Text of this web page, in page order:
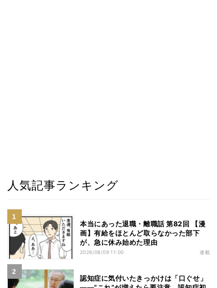
人気記事ランキング
本当にあった退職・離職話 第82回 【漫
画】有給をほとんど取らなかった部下
が、急に休み始めた理由
2026/08/09 11:00 連載
認知症に気付いたきっかけは「口ぐせ」